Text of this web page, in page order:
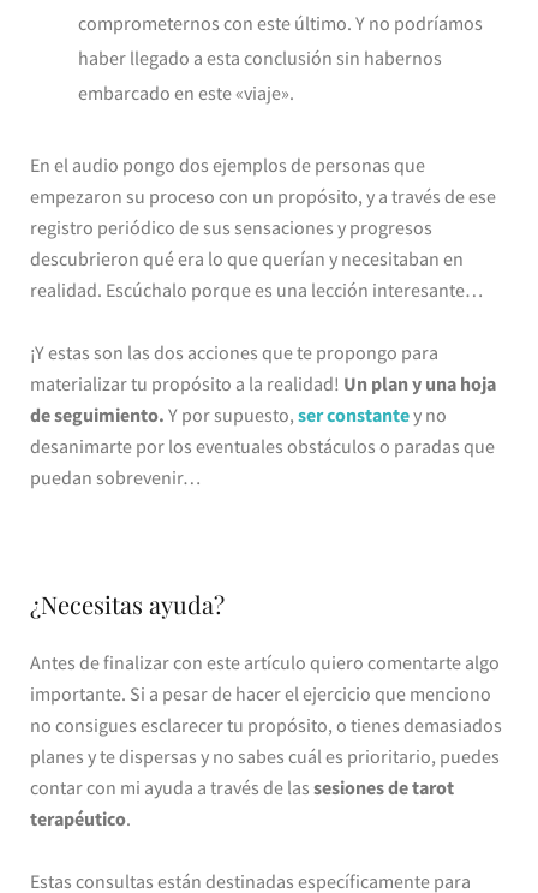
comprometernos con este último. Y no podríamos
haber llegado a esta conclusión sin habernos
embarcado en este «viaje».
En el audio pongo dos ejemplos de personas que
empezaron su proceso con un propósito, y a través de ese
registro periódico de sus sensaciones y progresos
descubrieron qué era lo que querían y necesitaban en
realidad. Escúchalo porque es una lección interesante…
¡Y estas son las dos acciones que te propongo para
materializar tu propósito a la realidad! Un plan y una hoja
de seguimiento. Y por supuesto, ser constantey no
desanimarte por los eventuales obstáculos o paradas que
puedan sobrevenir…
¿Necesitas ayuda?
Antes de finalizar con este artículo quiero comentarte algo
importante. Si a pesar de hacer el ejercicio que menciono
no consigues esclarecer tu propósito, o tienes demasiados
planes y te dispersas y no sabes cuál es prioritario, puedes
contar con mi ayuda a través de las sesiones de tarot
terapéutico.
Estas consultas están destinadas específicamente para